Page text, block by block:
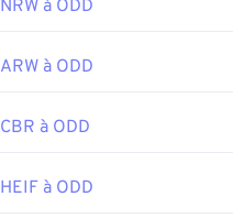
NRW à ODD
ARW à ODD
CBR à ODD
HEIF à ODD